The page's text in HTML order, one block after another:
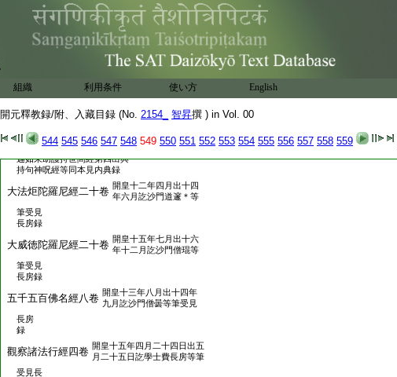
組織 利用条件 使い方 English
開元釋教録/附、入藏目録 (No. 2154_ 智昇撰 ) in Vol. 00
544 545 546 547 548 549 550 551 552 553 554 555 556 557 558 559
沙門彦琮製序見長房録
金剛場陀羅尼經一卷 第二出與金剛上味陀羅尼
經同本開皇七年六月出八
月訖沙門僧琨等筆受沙
如來方便善巧呪經一卷
第二出與虚空藏菩薩問
佛經同本開皇七年正月
沙門彦琮製序見長房録
東方最勝燈王如來經一卷 來遣二菩薩送呪奉釋
迦如來助護持世間經第四出與
持句神呪經等同本見内典録
大法炬陀羅尼經二十卷 開皇十二年四月出十四
年六月訖沙門道邃＊等
筆受見
長房録
大威徳陀羅尼經二十卷 開皇十五年七月出十六
年十二月訖沙門僧琨等
筆受見
長房録
五千五百佛名經八卷 開皇十三年八月出十四年
九月訖沙門僧曇等筆受見
長房
録
觀察諸法行經四卷 開皇十五年四月二十四日出五
月二十五日訖學士費長房等筆
受見長